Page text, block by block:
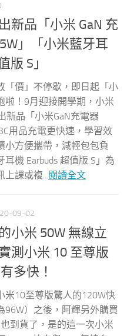
新品「小米 GaN 充
」「小米藍牙耳
版 S」
「價」不停歇，即日起「小
啦！9月迎接開學期，小米
新品「小米GaN充電器
用品充電更快速，學習效
小方便攜帶，減輕包包負
機 Earbuds 超值版 S」為
上課或複...閱讀全文
09-02
小米 50W 無線立
測小米 10 至尊版
多快！
米10至尊版驚人的120W快
96W）之後，阿輝另外購買
到貨了，是的這一次小米